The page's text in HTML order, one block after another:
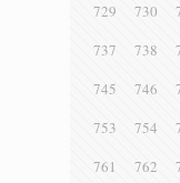
729
730
737
738
745
746
753
754
761
762